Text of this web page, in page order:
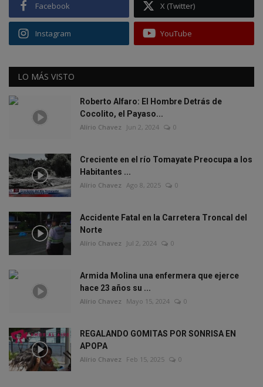
Facebook X (Twitter)
Instagram YouTube
LO MÁS VISTO
Roberto Alfaro: El Hombre Detrás de
Cocolito, el Payaso...
Alírio Chavez Jun 2, 2024 0
Creciente en el río Tomayate Preocupa a los
Habitantes ...
Alírio Chavez Ago 8, 2025 0
Accidente Fatal en la Carretera Troncal del
Norte
Alírio Chavez Jul 2, 2024 0
Armida Molina una enfermera que ejerce
hace 23 años su ...
Alírio Chavez Mayo 15, 2024 0
REGALANDO GOMITAS POR SONRISA EN
APOPA
Alírio Chavez Feb 15, 2025 0